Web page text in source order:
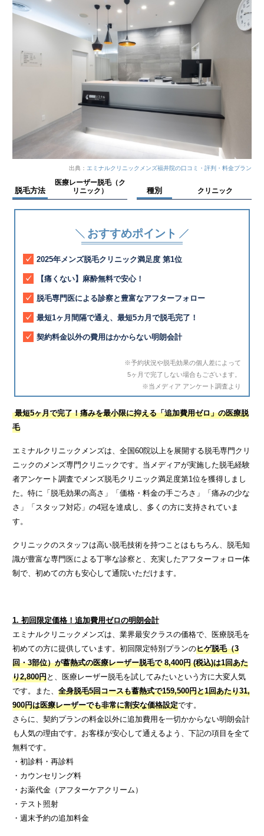
出典： エミナルクリニックメンズ福井院の口コミ・評判・料金プラン
脱毛方法
医療レーザー脱毛（ク
リニック）
種別 クリニック
おすすめポイント
2025年メンズ脱毛クリニック満足度 第1位
【痛くない】麻酔無料で安心！
脱毛専門医による診察と豊富なアフターフォロー
最短1ヶ月間隔で通え、最短5カ月で脱毛完了！
契約料金以外の費用はかからない明朗会計
※予約状況や脱毛効果の個人差によって
5ヶ月で完了しない場合もございます。
※当メディア アンケート調査より
最短5ヶ月で完了！痛みを最小限に抑える「追加費用ゼロ」の医療脱
毛
エミナルクリニックメンズは、全国60院以上を展開する脱毛専門クリ
ニックのメンズ専門クリニックです。当メディアが実施した脱毛経験
者アンケート調査でメンズ脱毛クリニック満足度第1位を獲得しまし
た。特に「脱毛効果の高さ」「価格・料金の手ごろさ」「痛みの少な
さ」「スタッフ対応」の4冠を達成し、多くの方に支持されていま
す。
クリニックのスタッフは高い脱毛技術を持つことはもちろん、脱毛知
識が豊富な専門医による丁寧な診察と、充実したアフターフォロー体
制で、初めての方も安心して通院いただけます。
1. 初回限定価格！追加費用ゼロの明朗会計
エミナルクリニックメンズは、業界最安クラスの価格で、医療脱毛を
初めての方に提供しています。初回限定特別プランのヒゲ脱毛（3
回・3部位）が蓄熱式の医療レーザー脱毛で 8,400円 (税込)は1回あた
り2,800円と、医療レーザー脱毛を試してみたいという方に大変人気
です。また、 全身脱毛5回コースも蓄熱式で159,500円と1回あたり31,
900円は医療レーザーでも非常に割安な価格設定です。
さらに、契約プランの料金以外に追加費用を一切かからない明朗会計
も人気の理由です。お客様が安心して通えるよう、下記の項目を全て
無料です。
・初診料・再診料
・カウンセリング料
・お薬代金（アフターケアクリーム）
・テスト照射
・週末予約の追加料金